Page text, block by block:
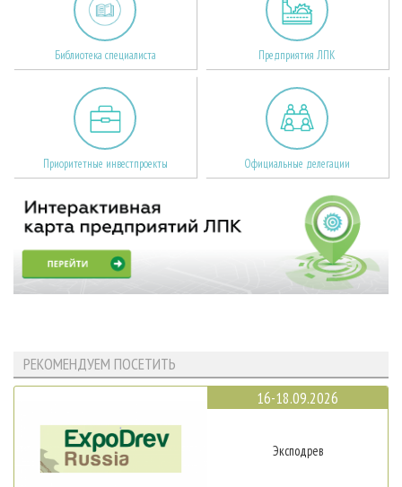
Библиотека специалиста Предприятия ЛПК
Приоритетные инвестпроекты Официальные делегации
РЕКОМЕНДУЕМ ПОСЕТИТЬ
16-18.09.2026
Эксподрев